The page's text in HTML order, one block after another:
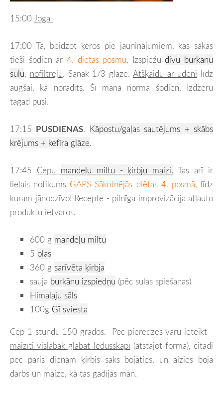
15:00Joga
17:00 Tā, beidzot ķeros pie jauninājumiem, kas sākas
tieši šodien ar 4. diētas posmu. Izspiežu divu burkānu
sulu, nofiltrēju. Sanāk 1/3 glāze. Atšķaidu ar ūdeni līdz
augšai, kā norādīts. Šī mana norma šodien. Izdzeru
tagad pusi.
17:15 PUSDIENAS. Kāpostu/gaļas sautējums + skābs
krējums + kefīra glāze.
17:45 Cepu mandeļu miltu - ķirbju maizi. Tas arī ir
lielais notikums GAPS Sākotnējās diētas 4. posmā, līdz
kuram jānodzīvo! Recepte - pilnīga improvizācija atļauto
produktu ietvaros.
600 g mandeļu miltu
5 olas
360 g sarīvēta ķirbja
sauja burkānu izspiedņu (pēc sulas spiešanas)
Himalaju sāls
100g Gī sviesta
Cep 1 stundu 150 grādos. Pēc pieredzes varu ieteikt -
maizīti vislabāk glabāt ledusskapī(atstājot formā), citādi
pēc pāris dienām ķirbis sāks bojāties, un aizies bojā
darbs un maize, kā tas gadījās man.